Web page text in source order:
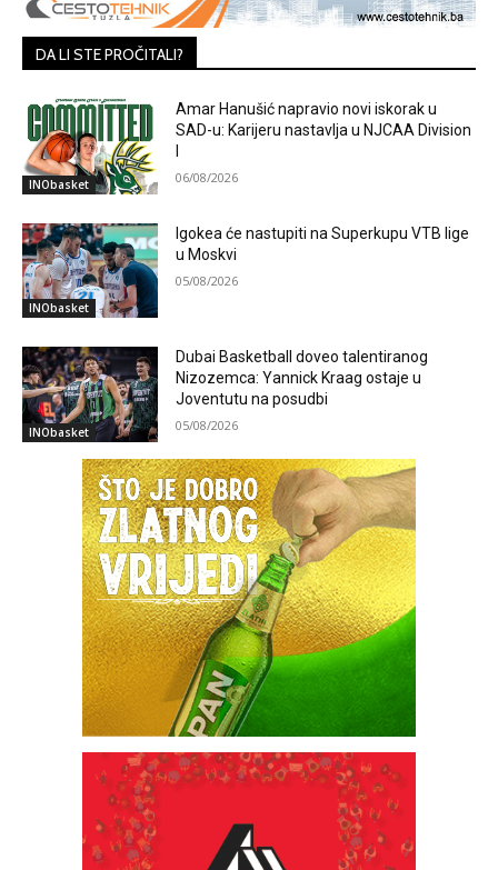
DA LI STE PROČITALI?
INObasket
Amar Hanušić napravio novi iskorak u
SAD-u: Karijeru nastavlja u NJCAA Division
06/08/2026
INObasket
Igokea će nastupiti na Superkupu VTB lige
u Moskvi
05/08/2026
INObasket
Dubai Basketball doveo talentiranog
Nizozemca: Yannick Kraag ostaje u
Joventutu na posudbi
05/08/2026